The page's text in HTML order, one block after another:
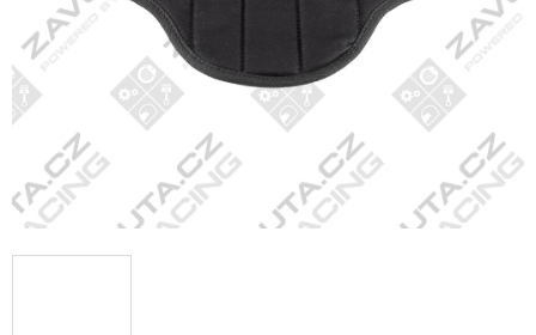
Profil
firmy
Obchodní
podmínky
Doprava